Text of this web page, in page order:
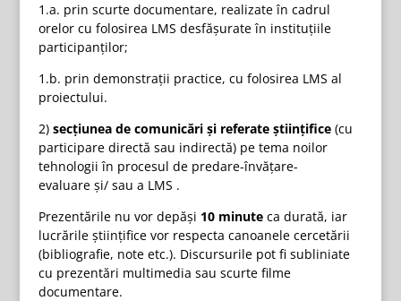
1.a. prin scurte documentare, realizate în cadrul
orelor cu folosirea LMS desfăşurate în instituţiile
participanţilor;
1.b. prin demonstraţii practice, cu folosirea LMS al
proiectului.
2) secţiunea de comunicări şi referate ştiinţifice(cu
participare directă sau indirectă) pe tema noilor
tehnologii în procesul de predare-învăţare-
evaluare şi/ sau a LMS .
Prezentările nu vor depăşi 10 minuteca durată, iar
lucrările ştiinţifice vor respecta canoanele cercetării
(bibliografie, note etc.). Discursurile pot fi subliniate
cu prezentări multimedia sau scurte filme
documentare.